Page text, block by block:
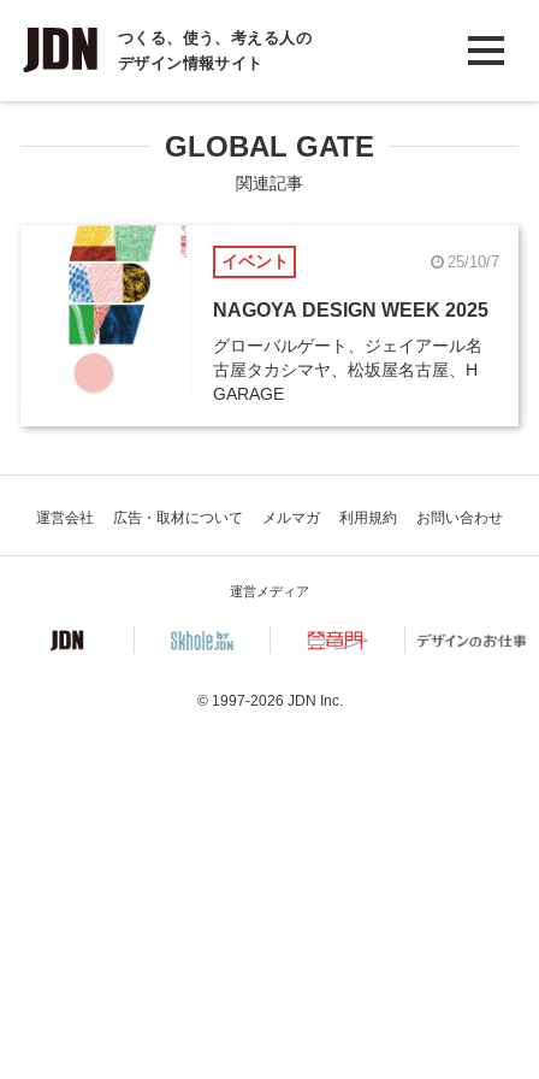
つくる、使う、考える人の
デザイン情報サイト
INTERVIEW
インタビュー
REPORT
COLUMN
コラム
GLOBAL GATE
関連記事
イベント 25/10/7
NAGOYA DESIGN WEEK 2025
グローバルゲート、ジェイアール名
古屋タカシマヤ、松坂屋名古屋、H
GARAGE
運営会社 広告・取材について メルマガ 利用規約 お問い合わせ
運営メディア
© 1997-2026 JDN Inc.